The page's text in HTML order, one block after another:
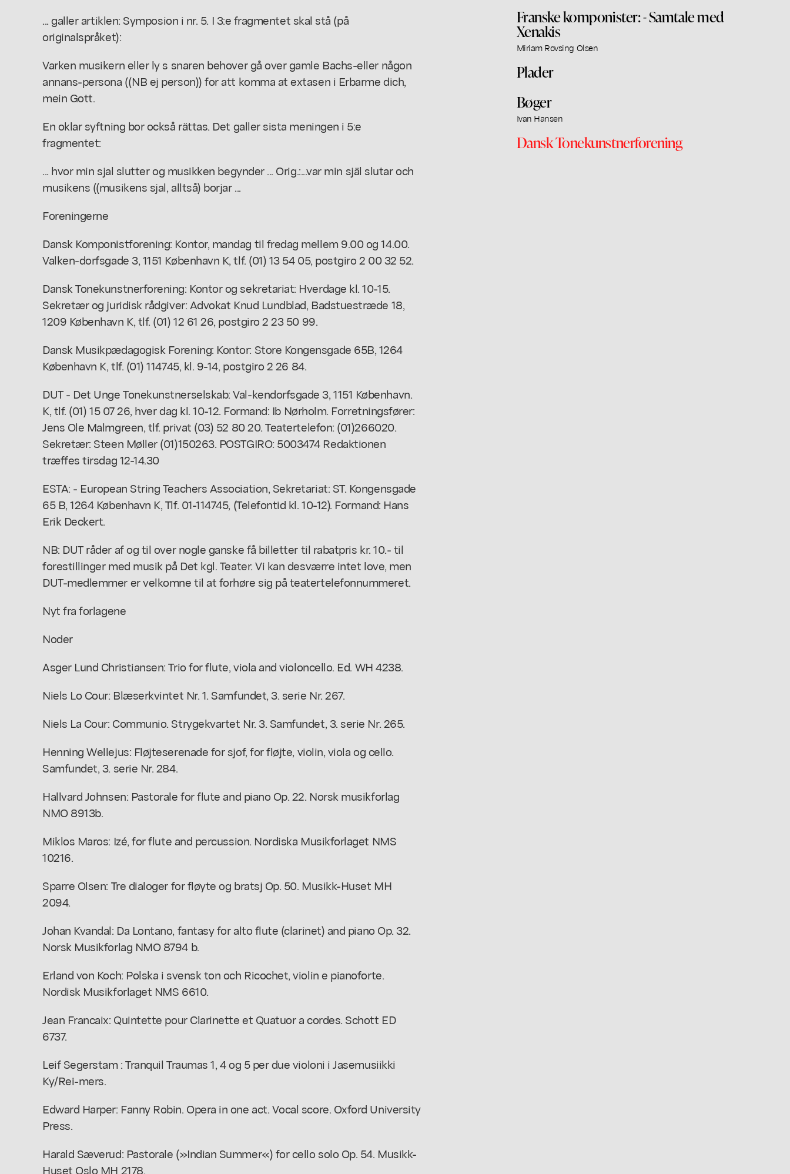
... galler artiklen: Symposion i nr. 5. I 3:e fragmentet skal stå (på
originalspråket):
Varken musikern eller ly s snaren behover gå over gamle Bachs-eller någon
annans-persona ((NB ej person)) for att komma at extasen i Erbarme dich,
mein Gott.
En oklar syftning bor också rättas. Det galler sista meningen i 5:e
fragmentet:
... hvor min sjal slutter og musikken begynder ... Orig.:...var min själ slutar och
musikens ((musikens sjal, alltså) borjar ...
Foreningerne
Dansk Komponistforening: Kontor, mandag til fredag mellem 9.00 og 14.00.
Valken-dorfsgade 3, 1151 København K, tlf. (01) 13 54 05, postgiro 2 00 32 52.
Dansk Tonekunstnerforening: Kontor og sekretariat: Hverdage kl. 10-15.
Sekretær og juridisk rådgiver: Advokat Knud Lundblad, Badstuestræde 18,
1209 København K, tlf. (01) 12 61 26, postgiro 2 23 50 99.
Dansk Musikpædagogisk Forening: Kontor: Store Kongensgade 65B, 1264
København K, tlf. (01) 114745, kl. 9-14, postgiro 2 26 84.
DUT - Det Unge Tonekunstnerselskab: Val-kendorfsgade 3, 1151 København.
K, tlf. (01) 15 07 26, hver dag kl. 10-12. Formand: Ib Nørholm. Forretningsfører:
Jens Ole Malmgreen, tlf. privat (03) 52 80 20. Teatertelefon: (01)266020.
Sekretær: Steen Møller (01)150263. POSTGIRO: 5003474 Redaktionen
træffes tirsdag 12-14.30
ESTA: - European String Teachers Association, Sekretariat: ST. Kongensgade
65 B, 1264 København K, Tlf. 01-114745, (Telefontid kl. 10-12). Formand: Hans
Erik Deckert.
NB: DUT råder af og til over nogle ganske få billetter til rabatpris kr. 10.- til
forestillinger med musik på Det kgl. Teater. Vi kan desværre intet love, men
DUT-medlemmer er velkomne til at forhøre sig på teatertelefonnummeret.
Nyt fra forlagene
Noder
Asger Lund Christiansen: Trio for flute, viola and violoncello. Ed. WH 4238.
Niels Lo Cour: Blæserkvintet Nr. 1. Samfundet, 3. serie Nr. 267.
Niels La Cour: Communio. Strygekvartet Nr. 3. Samfundet, 3. serie Nr. 265.
Henning Wellejus: Fløjteserenade for sjof, for fløjte, violin, viola og cello.
Samfundet, 3. serie Nr. 284.
Hallvard Johnsen: Pastorale for flute and piano Op. 22. Norsk musikforlag
NMO 8913b.
Miklos Maros: Izé, for flute and percussion. Nordiska Musikforlaget NMS
10216.
Sparre Olsen: Tre dialoger for fløyte og bratsj Op. 50. Musikk-Huset MH
2094.
Johan Kvandal: Da Lontano, fantasy for alto flute (clarinet) and piano Op. 32.
Norsk Musikforlag NMO 8794 b.
Erland von Koch: Polska i svensk ton och Ricochet, violin e pianoforte.
Nordisk Musikforlaget NMS 6610.
Jean Francaix: Quintette pour Clarinette et Quatuor a cordes. Schott ED
6737.
Leif Segerstam : Tranquil Traumas 1, 4 og 5 per due violoni i Jasemusiikki
Ky/Rei-mers.
Edward Harper: Fanny Robin. Opera in one act. Vocal score. Oxford University
Press.
Harald Sæverud: Pastorale (»Indian Summer«) for cello solo Op. 54. Musikk-
Huset Oslo MH 2178.
Franske komponister: - Samtale med
Xenakis
Miriam Rovsing Olsen
Plader
Bøger
Ivan Hansen
Dansk Tonekunstnerforening